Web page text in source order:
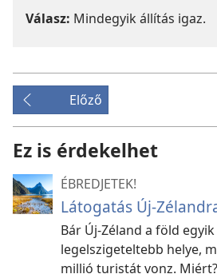
Válasz: Mindegyik állítás igaz.
Előző
Ez is érdekelhet
ÉBREDJETEK!
Látogatás Új-
Bár Új-Zéland a föld
legelszigeteltebb helye,
millió turistát vonz. Miért?